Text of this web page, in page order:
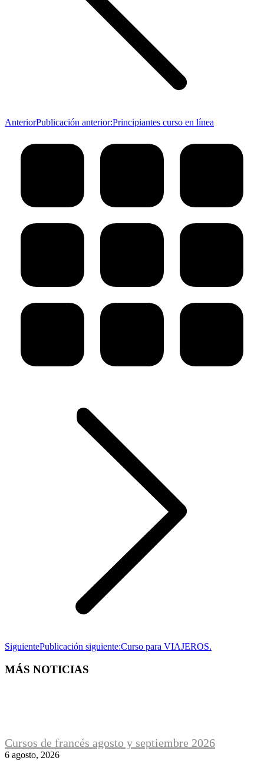
AnteriorPublicación anterior:Principiantes curso en línea
SiguientePublicación siguiente:Curso para VIAJEROS.
MÁS NOTICIAS
Cursos de francés agosto y septiembre 2026
6 agosto, 2026